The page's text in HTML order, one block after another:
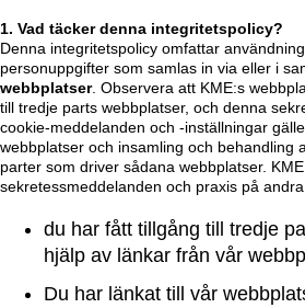
1. Vad täcker denna integritetspolicy?
Denna integritetspolicy omfattar
personuppgifter som samlas in via eller i
webbplatser. Observera att KME:s
till tredje parts webbplatser, och denna
cookie-meddelanden och -inställningar
webbplatser och insamling och behandling
parter som driver sådana webbplatser.
sekretessmeddelanden och praxis på
du har fått tillgång till tredje
hjälp av länkar från vår
Du har länkat till vår